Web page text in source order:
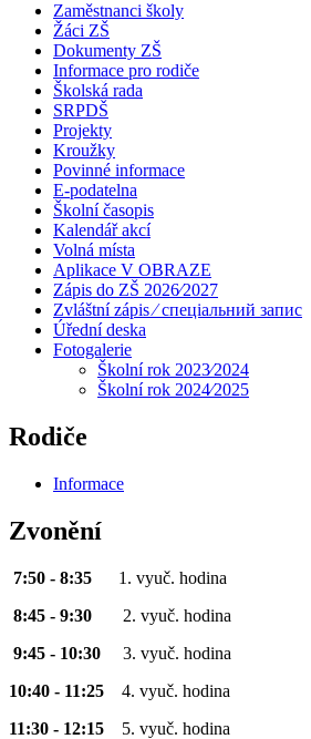
Zaměstnanci školy
Žáci ZŠ
Dokumenty ZŠ
Informace pro rodiče
Školská rada
SRPDŠ
Projekty
Kroužky
Povinné informace
E-podatelna
Školní časopis
Kalendář akcí
Volná místa
Aplikace V OBRAZE
Zápis do ZŠ 2026⁄2027
Zvláštní zápis ⁄ спеціальний запис
Úřední deska
Fotogalerie
Školní rok 2023⁄2024
Školní rok 2024⁄2025
Rodiče
Informace
Zvonění
7:50 - 8:35 1. vyuč. hodina
8:45 - 9:30 2. vyuč. hodina
9:45 - 10:30 3. vyuč. hodina
10:40 - 11:25 4. vyuč. hodina
11:30 - 12:15 5. vyuč. hodina